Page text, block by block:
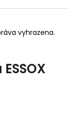
vyhrazena.